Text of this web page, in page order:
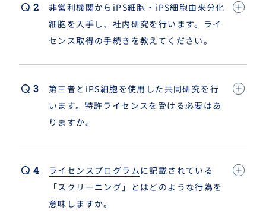
非営利機関からiPS細胞・iPS細胞由来分化
細胞を入手し、社内研究を行います。ライ
センス取得の手続きを教えてください。
第三者とiPS細胞を使用した共同研究を行
います。特許ライセンスを受ける必要はあ
りますか。
ライセンスプログラムに記載されている
「スクリーニング」とはどのような行為を
意味しますか。